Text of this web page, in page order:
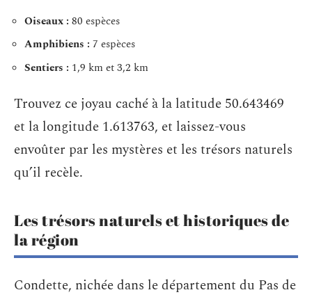
Oiseaux : 80 espèces
Amphibiens : 7 espèces
Sentiers : 1,9 km et 3,2 km
Trouvez ce joyau caché à la latitude 50.643469
et la longitude 1.613763, et laissez-vous
envoûter par les mystères et les trésors naturels
qu’il recèle.
Les trésors naturels et historiques de
la région
Condette, nichée dans le département du Pas de